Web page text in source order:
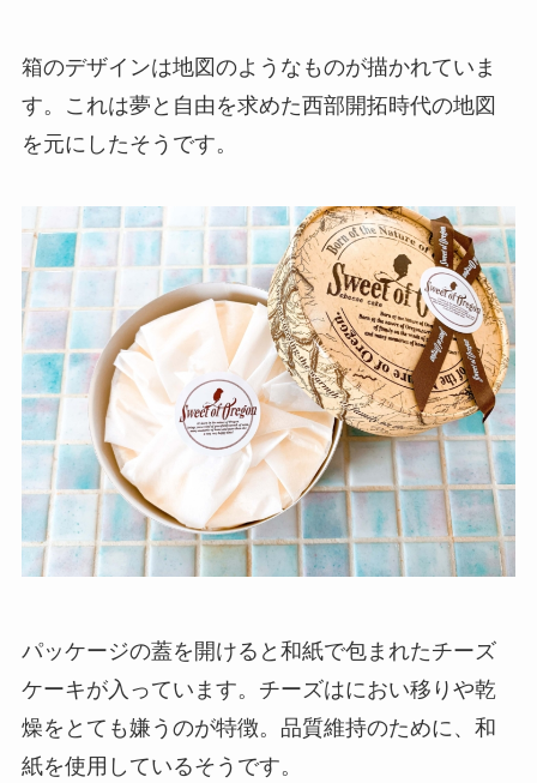
箱のデザインは地図のようなものが描かれていま
す。これは夢と自由を求めた西部開拓時代の地図
を元にしたそうです。
パッケージの蓋を開けると和紙で包まれたチーズ
ケーキが入っています。チーズはにおい移りや乾
燥をとても嫌うのが特徴。品質維持のために、和
紙を使用しているそうです。